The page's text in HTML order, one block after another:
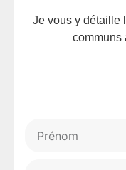
Je vous y détaille
communs